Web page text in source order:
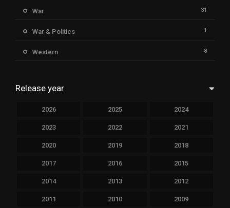
War 31
War & Politics 1
Western 8
Release year
2026 2025 2024
2023 2022 2021
2020 2019 2018
2017 2016 2015
2014 2013 2012
2011 2010 2009